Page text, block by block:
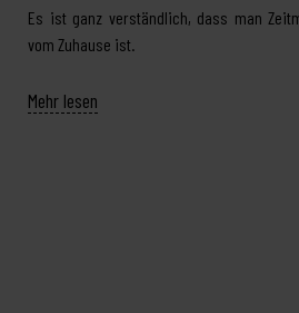
Es ist ganz verständlich, dass man
vom Zuhause ist.
Mehr lesen